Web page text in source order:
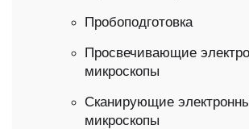
Пробоподготовка
Просвечивающие
микроскопы
Сканирующие
микроскопы